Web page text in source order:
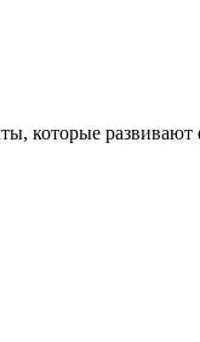
которые развивают